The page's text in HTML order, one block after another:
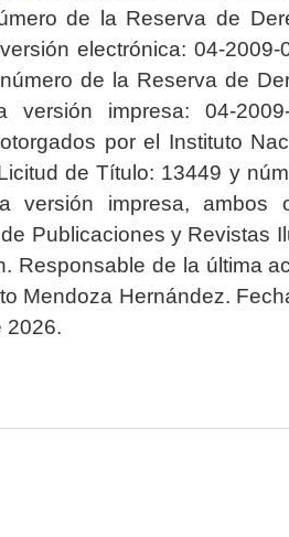
de la Reserva de
electrónica: 04-2009-
de la Reserva de
impresa: 04-2009-
por el Instituto
de Título: 13449 y
versión impresa, ambos
Publicaciones y Revistas
Responsable de la última
Mendoza Hernández.
2026.